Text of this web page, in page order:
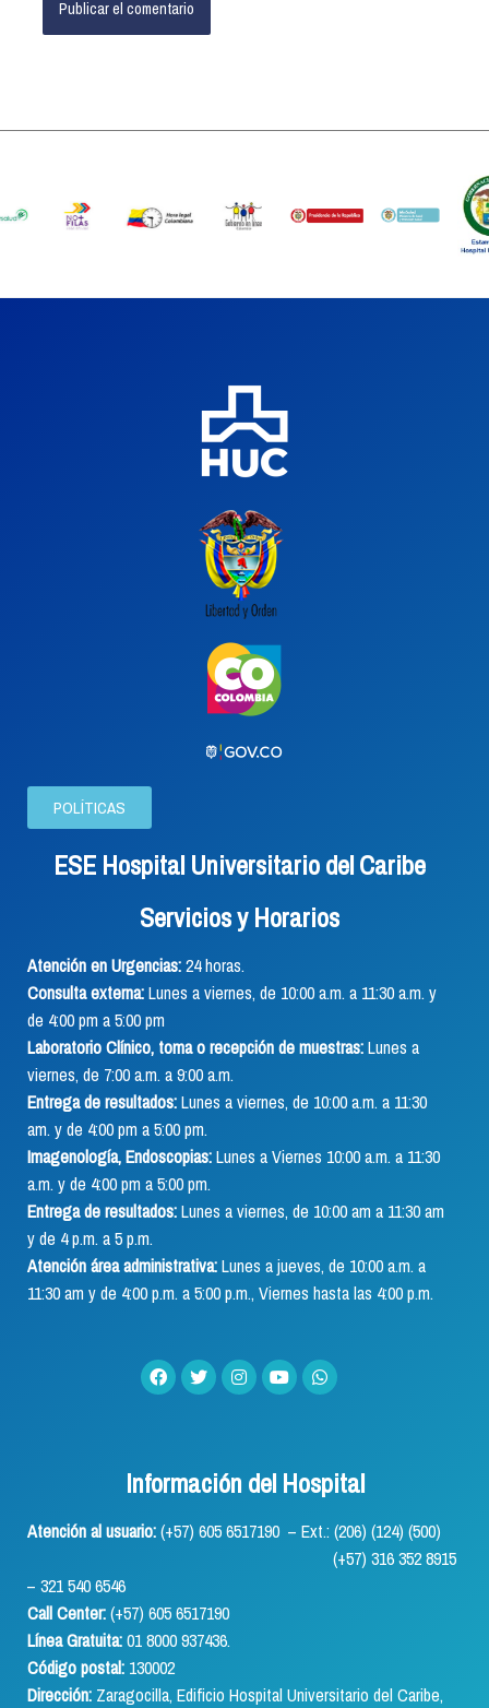
POLÍTICAS
ESE Hospital Universitario del Caribe
Servicios y Horarios
Atención en Urgencias:24 horas.
Consulta externa:Lunes a viernes, de 10:00 a.m. a 11:30 a.m. y
de 4:00 pm a 5:00 pm
Laboratorio Clínico, toma o recepción de muestras:Lunes a
viernes, de 7:00 a.m. a 9:00 a.m.
Entrega de resultados:Lunes a viernes, de 10:00 a.m. a 11:30
am. y de 4:00 pm a 5:00 pm.
Imagenología, Endoscopias:Lunes a Viernes 10:00 a.m. a 11:30
a.m. y de 4:00 pm a 5:00 pm.
Entrega de resultados:Lunes a viernes, de 10:00 am a 11:30 am
y de 4 p.m. a 5 p.m.
Atención área administrativa:Lunes a jueves, de 10:00 a.m. a
11:30 am y de 4:00 p.m. a 5:00 p.m., Viernes hasta las 4:00 p.m.
Información del Hospital
Atención al usuario:(+57) 605 6517190 – Ext.: (206) (124) (500)
(+57) 316 352 8915
– 321 540 6546
Call Center:(+57) 605 6517190
Línea Gratuita:01 8000 937436.
Código postal: 130002
Dirección: Zaragocilla, Edificio Hospital Universitario del Caribe,